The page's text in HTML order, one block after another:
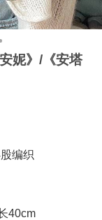
妮》/《安塔
编织
40cm